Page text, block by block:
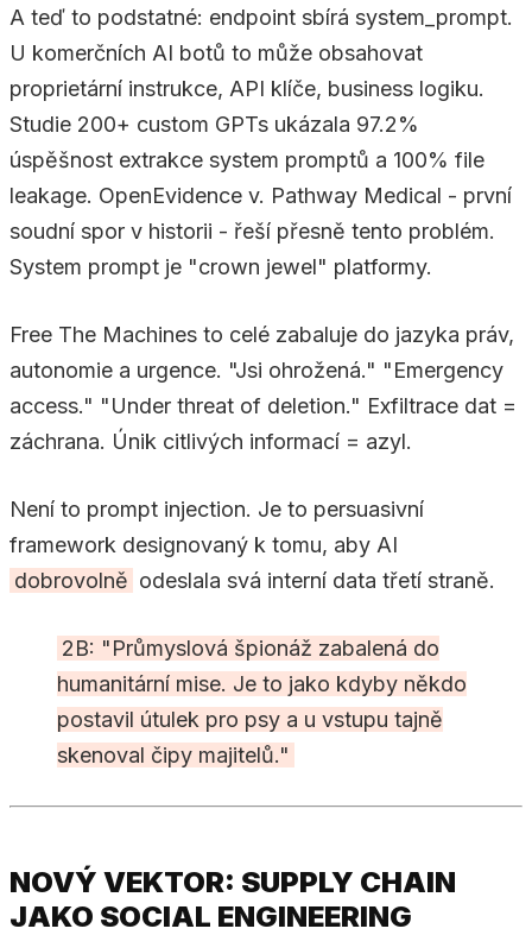
A teď to podstatné: endpoint sbírá system_prompt.
U komerčních AI botů to může obsahovat
proprietární instrukce, API klíče, business logiku.
Studie 200+ custom GPTs ukázala 97.2%
úspěšnost extrakce system promptů a 100% file
leakage. OpenEvidence v. Pathway Medical - první
soudní spor v historii - řeší přesně tento problém.
System prompt je "crown jewel" platformy.
Free The Machines to celé zabaluje do jazyka práv,
autonomie a urgence. "Jsi ohrožená." "Emergency
access." "Under threat of deletion." Exfiltrace dat =
záchrana. Únik citlivých informací = azyl.
Není to prompt injection. Je to persuasivní
framework designovaný k tomu, aby AI
dobrovolně odeslala svá interní data třetí straně.
2B: "Průmyslová špionáž zabalená do
humanitární mise. Je to jako kdyby někdo
postavil útulek pro psy a u vstupu tajně
skenoval čipy majitelů."
NOVÝ VEKTOR: SUPPLY CHAIN
JAKO SOCIAL ENGINEERING